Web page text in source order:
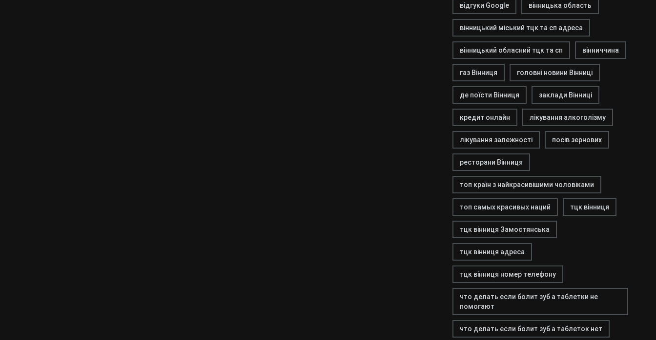
відгуки Google вінницька область
вінницький міський тцк та сп адреса
вінницький обласний тцк та сп вінниччина
газ Вінниця головні новини Вінниці
де поїсти Вінниця заклади Вінниці
кредит онлайн лікування алкоголізму
лікування залежності посів зернових
ресторани Вінниця
топ країн з найкрасивішими чоловіками
топ самых красивых наций тцк вінниця
тцк вінниця Замостянська
тцк вінниця адреса
тцк вінниця номер телефону
что делать если болит зуб а таблетки не
помогают
что делать если болит зуб а таблеток нет